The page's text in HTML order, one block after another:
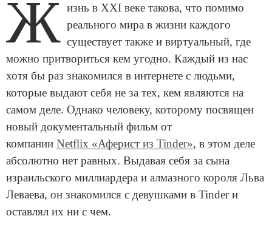
Ж изнь в XXI веке такова, что помимо
реального мира в жизни каждого
существует также и виртуальный, где
можно притвориться кем угодно. Каждый из нас
хотя бы раз знакомился в интернете с людьми,
которые выдают себя не за тех, кем являются на
самом деле. Однако человеку, которому посвящен
новый документальный фильм от
компании Netflix «Аферист из Tinder», в этом деле
абсолютно нет равных. Выдавая себя за сына
израильского миллиардера и алмазного короля Льва
Леваева, он знакомился с девушками в Tinder и
оставлял их ни с чем.